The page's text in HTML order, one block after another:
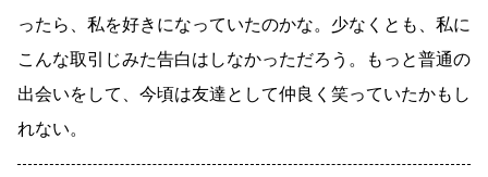
ったら、私を好きになっていたのかな。少なくとも、私に
こんな取引じみた告白はしなかっただろう。もっと普通の
出会いをして、今頃は友達として仲良く笑っていたかもし
れない。